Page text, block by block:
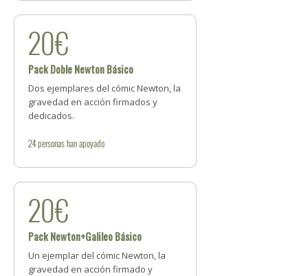
20€
Pack Doble Newton Básico
Dos ejemplares del cómic Newton, la
gravedad en acción firmados y
dedicados.
24personashan apoyado
20€
Pack Newton+Galileo Básico
Un ejemplar del cómic Newton, la
gravedad en acción firmado y